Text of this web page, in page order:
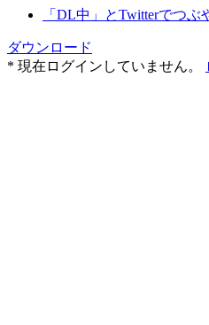
「DL中」とTwitterでつぶ
ダウンロード
* 現在ログインしていません。